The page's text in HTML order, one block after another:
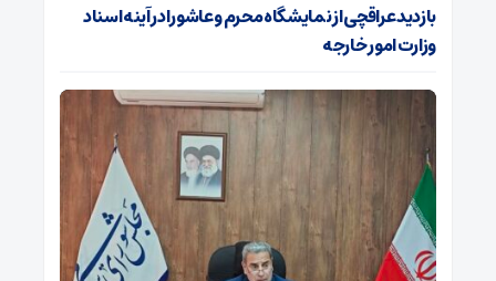
بازدید عراقچی از نمایشگاه محرم و عاشورا در آینه اسناد
وزارت امور خارجه